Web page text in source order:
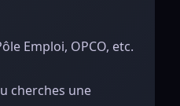
Emploi, OPCO, etc.
cherches une